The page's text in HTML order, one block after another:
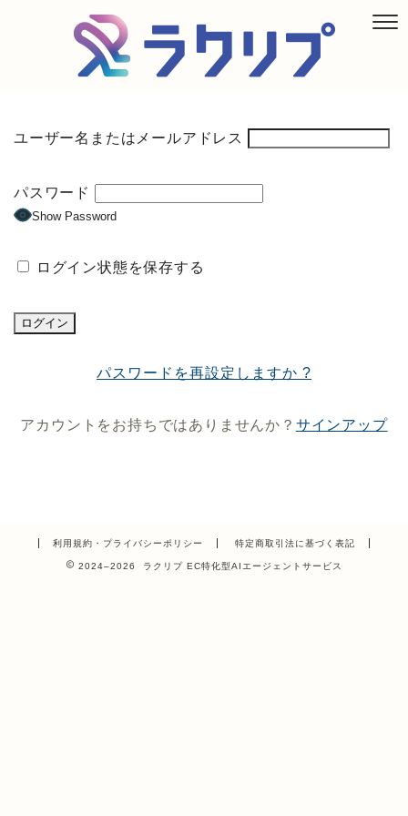
ユーザー名またはメールアドレス
パスワード
Show Password
ログイン状態を保存する
パスワードを再設定しますか ?
アカウントをお持ちではありませんか？ サインアップ
利用規約・プライバシーポリシー 特定商取引法に基づく表記
2024–2026 ラクリプ EC特化型AIエージェントサービス